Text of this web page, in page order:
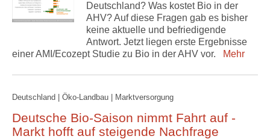
Deutschland? Was kostet Bio in der
AHV? Auf diese Fragen gab es bisher
keine aktuelle und befriedigende
Antwort. Jetzt liegen erste Ergebnisse
einer AMI/Ecozept Studie zu Bio in der AHV vor.
Mehr
Deutschland | Öko-Landbau | Marktversorgung
Deutsche Bio-Saison nimmt Fahrt auf -
Markt hofft auf steigende Nachfrage